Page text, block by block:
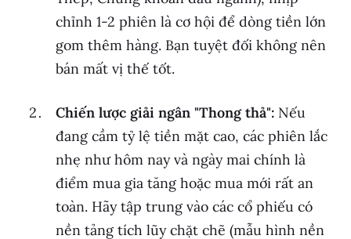
chỉnh 1-2 phiên là cơ hội để dòng tiền lớn
gom thêm hàng. Bạn tuyệt đối không nên
bán mất vị thế tốt.
Chiến lược giải ngân "Thong thả":Nếu
đang cầm tỷ lệ tiền mặt cao, các phiên lắc
nhẹ như hôm nay và ngày mai chính là
điểm mua gia tăng hoặc mua mới rất an
toàn. Hãy tập trung vào các cổ phiếu có
nền tảng tích lũy chặt chẽ (mẫu hình nền